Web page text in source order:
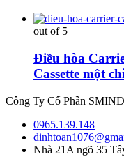
out of 5
Điều hòa
Cassette một
Công Ty Cổ Phần SMIND
0965.139.148
Nhà 21A ngõ 35